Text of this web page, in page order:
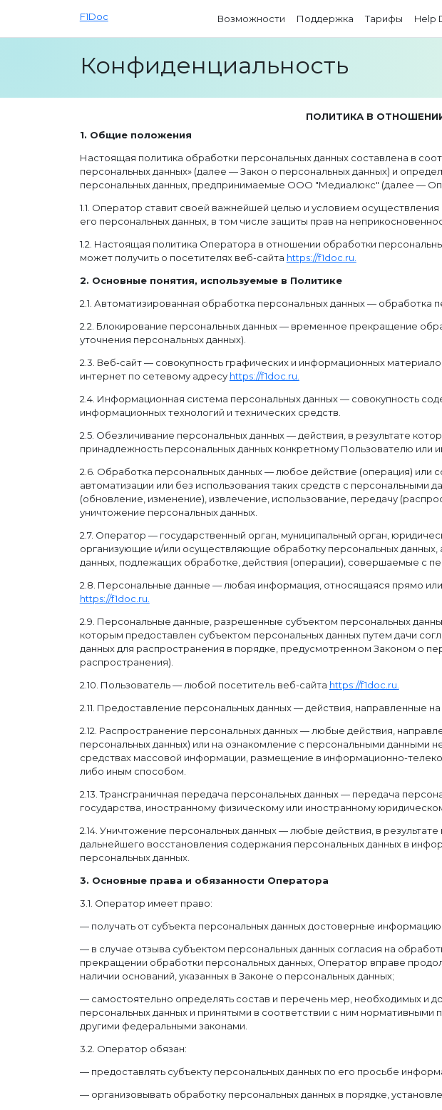
F1Doc Возможности Поддержка Тарифы Help
Конфиденциальность
ПОЛИТИКА В
1. Общие положения
Настоящая политика обработки персональных данных составлена в
персональных данных» (далее — Закон о персональных данных) и
персональных данных, предпринимаемые ООО "Медиалюкс" (далее —
1.1. Оператор ставит своей важнейшей целью и условием
его персональных данных, в том числе защиты прав на
1.2. Настоящая политика Оператора в отношении обработки
может получить о посетителях веб-сайта https://f1doc.ru.
2. Основные понятия, используемые в Политике
2.1. Автоматизированная обработка персональных данных — обработка
2.2. Блокирование персональных данных — временное прекращение
уточнения персональных данных).
2.3. Веб-сайт — совокупность графических и информационных
интернет по сетевому адресу https://f1doc.ru.
2.4. Информационная система персональных данных — совокупность
информационных технологий и технических средств.
2.5. Обезличивание персональных данных — действия, в результате
принадлежность персональных данных конкретному Пользователю или
2.6. Обработка персональных данных — любое действие (операция) или
автоматизации или без использования таких средств с персональными
(обновление, изменение), извлечение, использование, передачу
уничтожение персональных данных.
2.7. Оператор — государственный орган, муниципальный орган,
организующие и/или осуществляющие обработку персональных
данных, подлежащих обработке, действия (операции), совершаемые с
2.8. Персональные данные — любая информация, относящаяся прямо
https://f1doc.ru.
2.9. Персональные данные, разрешенные субъектом персональных
которым предоставлен субъектом персональных данных путем дачи
данных для распространения в порядке, предусмотренном Законом о
распространения).
2.10. Пользователь — любой посетитель веб-сайта https://f1doc.ru.
2.11. Предоставление персональных данных — действия, направленные
2.12. Распространение персональных данных — любые действия,
персональных данных) или на ознакомление с персональными данными
средствах массовой информации, размещение в информационно-
либо иным способом.
2.13. Трансграничная передача персональных данных — передача
государства, иностранному физическому или иностранному
2.14. Уничтожение персональных данных — любые действия, в
дальнейшего восстановления содержания персональных данных в
персональных данных.
3. Основные права и обязанности Оператора
3.1. Оператор имеет право:
— получать от субъекта персональных данных достоверные
— в случае отзыва субъектом персональных данных согласия на
прекращении обработки персональных данных, Оператор вправе
наличии оснований, указанных в Законе о персональных данных;
— самостоятельно определять состав и перечень мер, необходимых и
персональных данных и принятыми в соответствии с ним
другими федеральными законами.
3.2. Оператор обязан:
— предоставлять субъекту персональных данных по его просьбе
— организовывать обработку персональных данных в порядке,